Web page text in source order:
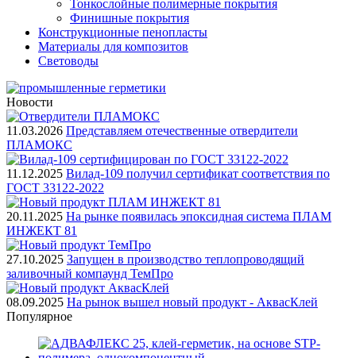
Тонкослойные полимерные покрытия
Финишные покрытия
Конструкционные пенопласты
Материалы для композитов
Световоды
Новости
11.03.2026 Представляем отечественные отвердители
ПЛАМОКС
11.12.2025 Вилад-109 получил сертификат соответствия по
ГОСТ 33122-2022
20.11.2025 На рынке появилась эпоксидная система ПЛАМ
ИНЖЕКТ 81
27.10.2025 Запущен в производство теплопроводящий
заливочный компаунд ТемПро
08.09.2025 На рынок вышел новый продукт - АквасКлей
Популярное